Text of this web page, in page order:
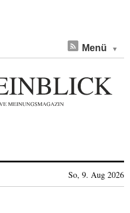
Menü
So, 9. Aug 2026